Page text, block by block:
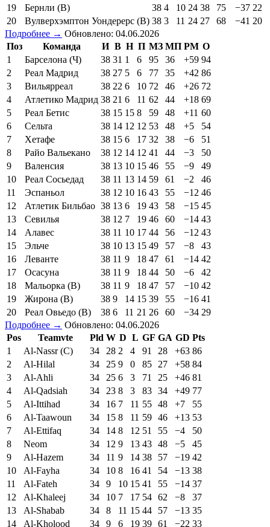
19
Бернли (В) 38 4 10 24 38 75 −37 22
20
Вулверхэмптон Уондерерс (В) 38 3 11 24 27 68 −41 20
Подробнее → Обновлено: 04.06.2026
Поз
Команда И В Н П МЗ МП РМ О
1
Барселона (Ч) 38 31 1 6 95 36 +59 94
2
Реал Мадрид 38 27 5 6 77 35 +42 86
3
Вильярреал 38 22 6 10 72 46 +26 72
4
Атлетико Мадрид 38 21 6 11 62 44 +18 69
5
Реал Бетис 38 15 15 8 59 48 +11 60
6
Сельта 38 14 12 12 53 48 +5
54
7
Хетафе 38 15 6 17 32 38 −6
51
8
Райо Вальекано 38 12 14 12 41 44 −3
50
9
Валенсия 38 13 10 15 46 55 −9
49
10
Реал Сосьедад 38 11 13 14 59 61 −2
46
11
Эспаньол 38 12 10 16 43 55 −12 46
12
Атлетик Бильбао 38 13 6 19 43 58 −15 45
13
Севилья 38 12 7 19 46 60 −14 43
14
Алавес 38 11 10 17 44 56 −12 43
15
Эльче 38 10 13 15 49 57 −8
43
16
Леванте 38 11 9 18 47 61 −14 42
17
Осасуна 38 11 9 18 44 50 −6
42
18
Мальорка (В) 38 11 9 18 47 57 −10 42
19
Жирона (В) 38 9 14 15 39 55 −16 41
20
Реал Овьедо (В) 38 6 11 21 26 60 −34 29
Подробнее → Обновлено: 04.06.2026
Pos
Teamvte Pld W D L GF GA GD Pts
1
Al-Nassr (C) 34 28 2 4 91 28 +63 86
2
Al-Hilal 34 25 9 0 85 27 +58 84
3
Al-Ahli 34 25 6 3 71 25 +46 81
4
Al-Qadsiah 34 23 8 3 83 34 +49 77
5
Al-Ittihad 34 16 7 11 55 48 +7
55
6
Al-Taawoun 34 15 8 11 59 46 +13 53
7
Al-Ettifaq 34 14 8 12 51 55 −4
50
8
Neom 34 12 9 13 43 48 −5
45
9
Al-Hazem 34 11 9 14 38 57 −19 42
10
Al-Fayha 34 10 8 16 41 54 −13 38
11
Al-Fateh 34 9 10 15 41 55 −14 37
12
Al-Khaleej 34 10 7 17 54 62 −8
37
13
Al-Shabab 34 8 11 15 44 57 −13 35
14
Al-Kholood 34 9 6 19 39 61 −22 33